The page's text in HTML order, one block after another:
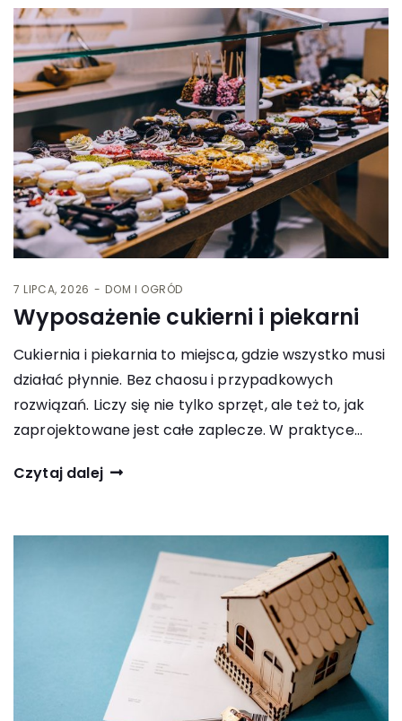
7 LIPCA, 2026 DOM I OGRÓD
Wyposażenie cukierni i piekarni
Cukiernia i piekarnia to miejsca, gdzie wszystko musi
działać płynnie. Bez chaosu i przypadkowych
rozwiązań. Liczy się nie tylko sprzęt, ale też to, jak
zaprojektowane jest całe zaplecze. W praktyce…
Czytaj dalej